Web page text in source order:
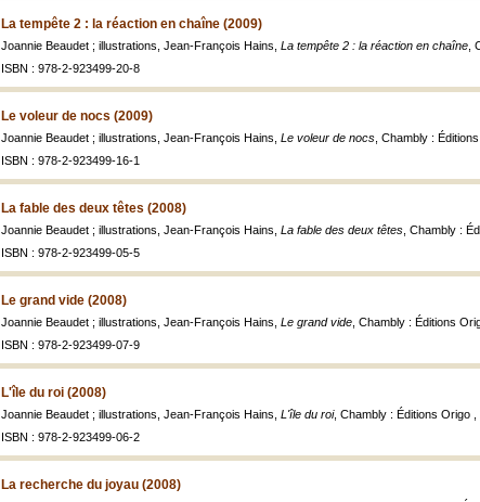
La tempête 2 : la réaction en chaîne (2009)
Joannie Beaudet ; illustrations, Jean-François Hains, La tempête 2 : la réaction en chaîne ,
ISBN : 978-2-923499-20-8
Le voleur de nocs (2009)
Joannie Beaudet ; illustrations, Jean-François Hains, Le voleur de nocs , Chambly :
ISBN : 978-2-923499-16-1
La fable des deux têtes (2008)
Joannie Beaudet ; illustrations, Jean-François Hains, La fable des deux têtes , Chambly :
ISBN : 978-2-923499-05-5
Le grand vide (2008)
Joannie Beaudet ; illustrations, Jean-François Hains, Le grand vide , Chambly : Éditions
ISBN : 978-2-923499-07-9
L'île du roi (2008)
Joannie Beaudet ; illustrations, Jean-François Hains, L'île du roi, Chambly : Éditions Origo
ISBN : 978-2-923499-06-2
La recherche du joyau (2008)